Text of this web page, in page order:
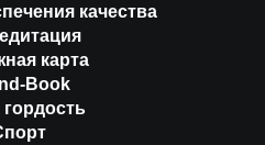
качества
карта
Book